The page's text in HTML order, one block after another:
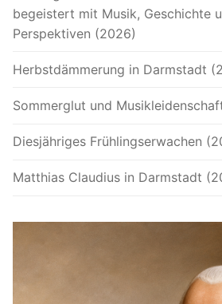
begeistert mit Musik, Geschichte
Perspektiven (2026)
Herbstdämmerung in Darmstadt
Sommerglut und
Diesjähriges Frühlingserwachen
Matthias Claudius in Darmstadt